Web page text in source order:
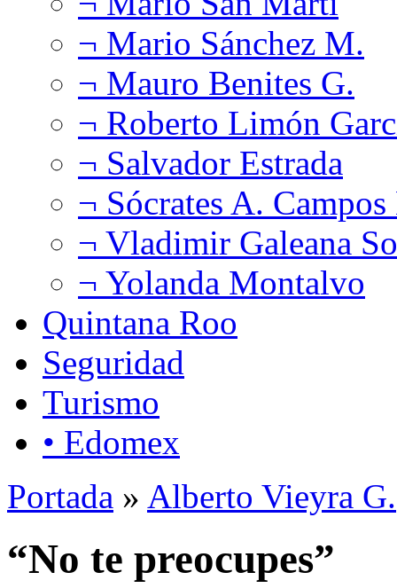
¬ Mario Sánchez M.
¬ Mauro Benites G.
¬ Roberto Limón
¬ Salvador Estrada
¬ Sócrates A.
¬ Vladimir Galeana
¬ Yolanda Montalvo
Quintana Roo
Seguridad
Turismo
• Edomex
Portada » Alberto Vieyra G.
“No te preocupes”